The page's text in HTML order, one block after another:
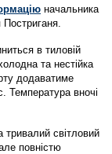
начальника
Постриганя.
в тиловій
та нестійка
додаватиме
Температура вночі
тривалий світловий
повністю